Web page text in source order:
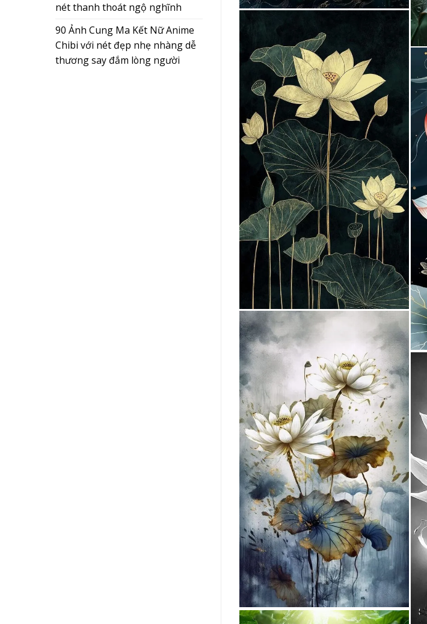
nét thanh thoát ngộ nghĩnh
90 Ảnh Cung Ma Kết Nữ Anime
Chibi với nét đẹp nhẹ nhàng dễ
thương say đắm lòng người